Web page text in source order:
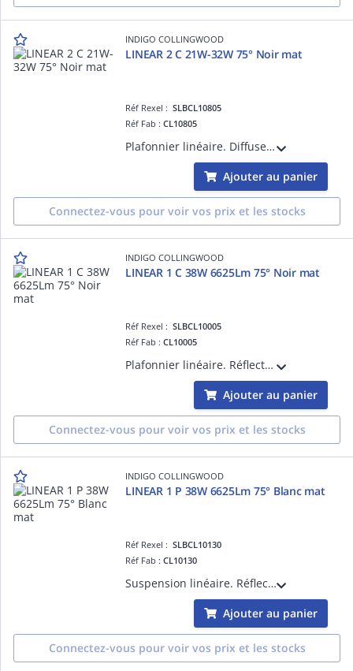
INDIGO COLLINGWOOD
LINEAR 2 C 21W-32W 75° Noir mat
Réf Rexel :SLBCL10805
Réf Fab :CL10805
Plafonnier linéaire. Diffuseur PC prismatique. 21 ou 32W et 3000K, 3500K ou 4000K au choix à l'arrière du luminaire. Convertisseur non dimmable intégré dans l'appareil. Possibilité de mise en ligne jusqu'à maximum 25 luminaires.
Ajouter au panier
Connectez-vous pour voir vos prix et les stocks
INDIGO COLLINGWOOD
LINEAR 1 C 38W 6625Lm 75° Noir mat
Réf Rexel :SLBCL10005
Réf Fab :CL10005
Plafonnier linéaire. Réflecteur basse luminance. 3000K, 3500K ou 4000K au choix à l'arrière du luminaire. Convertisseur non dimmable intégré dans l'appareil. Possibilité de mise en ligne jusqu'à maximum 25 luminaires.
Ajouter au panier
Connectez-vous pour voir vos prix et les stocks
INDIGO COLLINGWOOD
LINEAR 1 P 38W 6625Lm 75° Blanc mat
Réf Rexel :SLBCL10130
Réf Fab :CL10130
Suspension linéaire. Réflecteur basse luminance. 3000K, 3500K ou 4000K à sélectionner. Avec câbles de suspension blancs (2m max). Base ronde et câble d'alim blancs (2m) à commander séparément. Convertisseur non dimmable intégré.
Ajouter au panier
Connectez-vous pour voir vos prix et les stocks